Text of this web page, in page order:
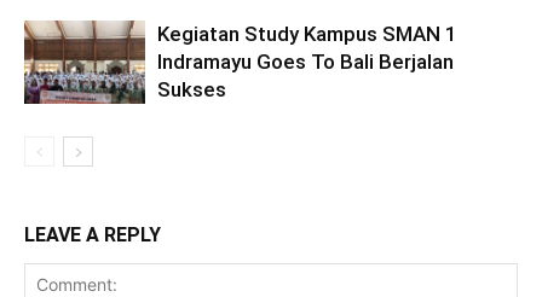
Kegiatan Study Kampus SMAN 1
Indramayu Goes To Bali Berjalan
Sukses
LEAVE A REPLY